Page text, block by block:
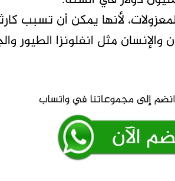
لأنها يمكن أن تسبب
مثل انفلونزا الطيور